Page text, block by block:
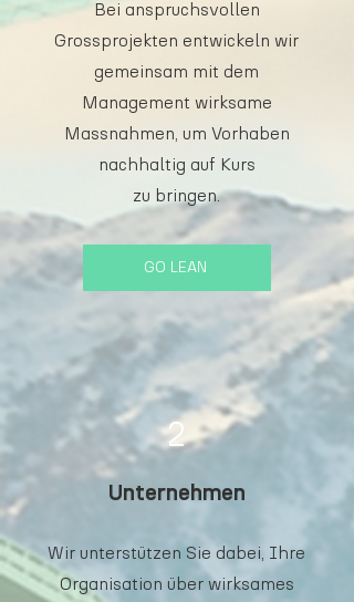
Bei anspruchsvollen
Grossprojekten entwickeln wir
gemeinsam mit dem
Management wirksame
Massnahmen, um Vorhaben
nachhaltig auf Kurs
zu bringen.
GO LEAN
2
Unternehmen
Wir unterstützen Sie dabei, Ihre
Organisation über wirksames